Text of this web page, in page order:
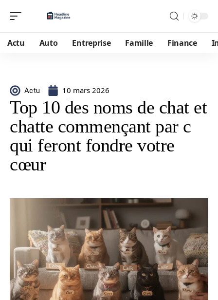
Actu Auto Entreprise Famille Finance
Actu 10 mars 2026
Top 10 des noms de chat et
chatte commençant par c
qui feront fondre votre
cœur